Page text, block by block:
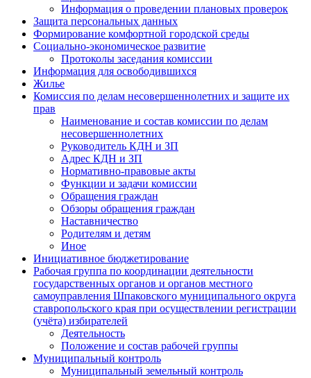
Информация о проведении плановых проверок
Защита персональных данных
Формирование комфортной городской среды
Социально-экономическое развитие
Протоколы заседания комиссии
Информация для освободившихся
Жилье
Комиссия по делам несовершеннолетних и защите их
прав
Наименование и состав комиссии по делам
несовершеннолетних
Руководитель КДН и ЗП
Адрес КДН и ЗП
Нормативно-правовые акты
Функции и задачи комиссии
Обращения граждан
Обзоры обращения граждан
Наставничество
Родителям и детям
Иное
Инициативное бюджетирование
Рабочая группа по координации деятельности
государственных органов и органов местного
самоуправления Шпаковского муниципального округа
ставропольского края при осуществлении регистрации
(учёта) избирателей
Деятельность
Положение и состав рабочей группы
Муниципальный контроль
Муниципальный земельный контроль